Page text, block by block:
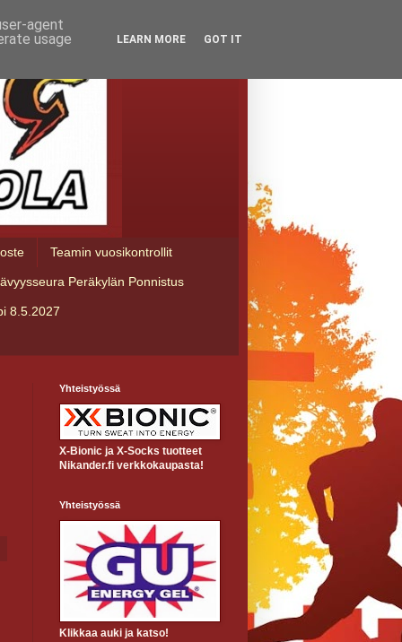
Teamin vuosikontrollit
Peräkylän Ponnistus
8.5.2027
Yhteistyössä
X-Bionic ja X-Socks tuotteet
Nikander.fi verkkokaupasta!
Yhteistyössä
Klikkaa auki ja katso!
agent
usage
LEARN MORE GOT IT